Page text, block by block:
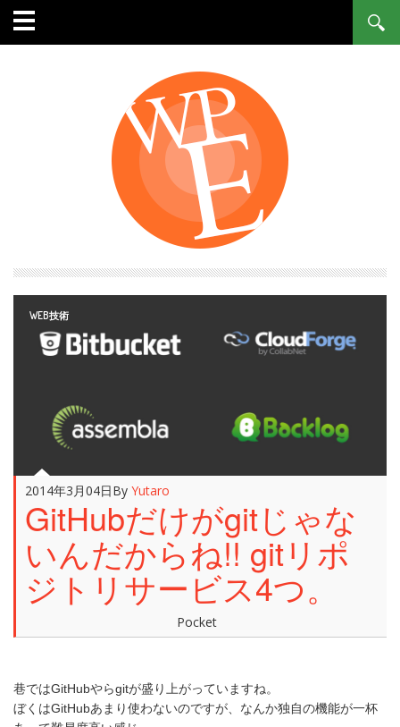
WEB技術
2014年3月04日By Yutaro
GitHubだけがgitじゃな
いんだからね!! gitリポ
ジトリサービス4つ。
Pocket
巷ではGitHubやらgitが盛り上がっていますね。
ぼくはGitHubあまり使わないのですが、なんか独自の機能が一杯